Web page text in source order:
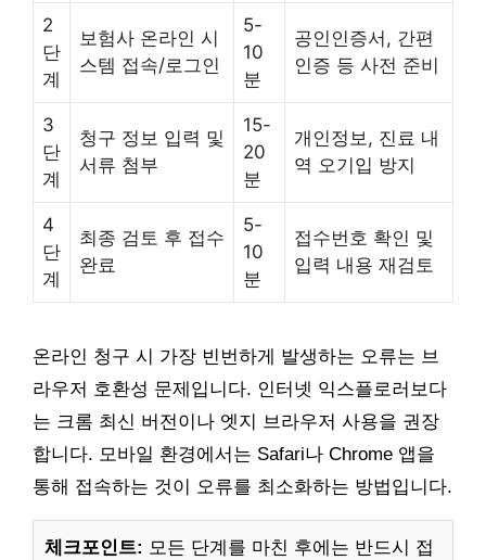
2
단
계
보험사 온라인 시
스템 접속/로그인
5-
10
분
공인인증서, 간편
인증 등 사전 준비
3
단
계
청구 정보 입력 및
서류 첨부
15-
20
분
개인정보, 진료 내
역 오기입 방지
4
단
계
최종 검토 후 접수
완료
5-
10
분
접수번호 확인 및
입력 내용 재검토
온라인 청구 시 가장 빈번하게 발생하는 오류는 브
라우저 호환성 문제입니다. 인터넷 익스플로러보다
는 크롬 최신 버전이나 엣지 브라우저 사용을 권장
합니다. 모바일 환경에서는 Safari나 Chrome 앱을
통해 접속하는 것이 오류를 최소화하는 방법입니다.
체크포인트: 모든 단계를 마친 후에는 반드시 접